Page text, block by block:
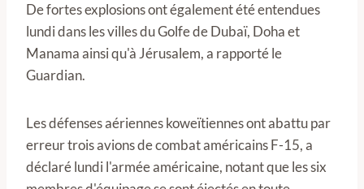
De fortes explosions ont également été entendues
lundi dans les villes du Golfe de Dubaï, Doha et
Manama ainsi qu'à Jérusalem, a rapporté le
Guardian.
Les défenses aériennes koweïtiennes ont abattu par
erreur trois avions de combat américains F-15, a
déclaré lundi l'armée américaine, notant que les six